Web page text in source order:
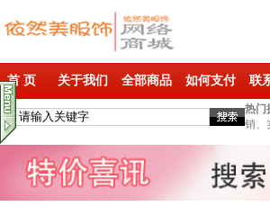
首 页 关于我们 全部商品 如何支付 联
热门
销、